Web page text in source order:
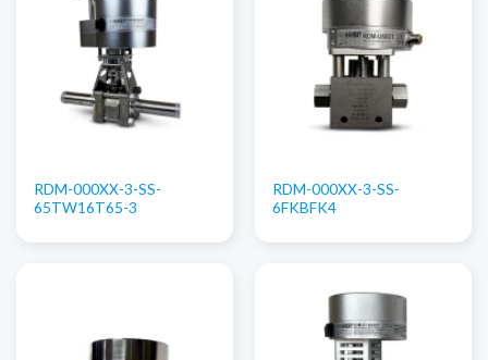
RDM-000XX-3-SS-
65TW16T65-3
RDM-000XX-3-SS-
6FKBFK4